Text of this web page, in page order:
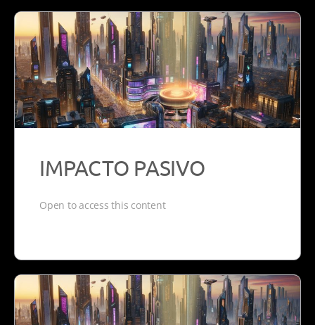
IMPACTO PASIVO
Open to access this content